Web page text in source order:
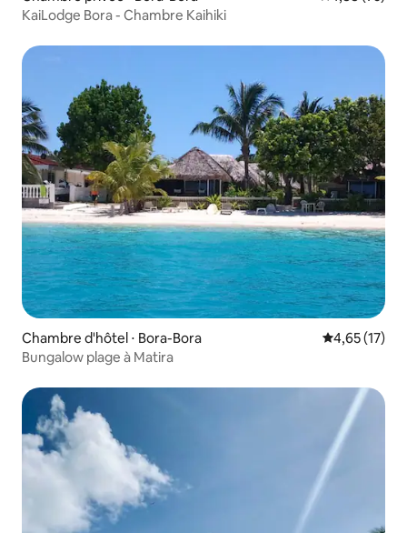
KaiLodge Bora - Chambre Kaihiki
Chambre d'hôtel ⋅ Bora-Bora Évaluation
4,65 (17)
Bungalow plage à Matira